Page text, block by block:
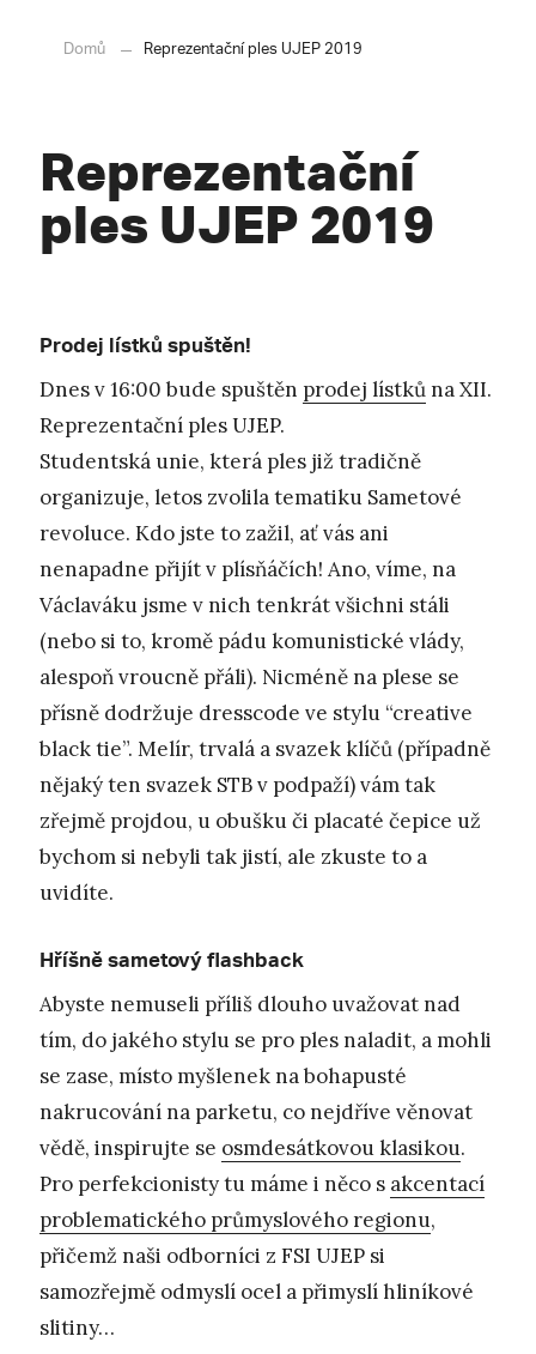
Domů Reprezentační ples UJEP 2019
Reprezentační
ples UJEP 2019
Prodej lístků spuštěn!
Dnes v 16:00 bude spuštěn prodej lístkůna XII.
Reprezentační ples UJEP.
Studentská unie, která ples již tradičně
organizuje, letos zvolila tematiku Sametové
revoluce. Kdo jste to zažil, ať vás ani
nenapadne přijít v plísňáčích! Ano, víme, na
Václaváku jsme v nich tenkrát všichni stáli
(nebo si to, kromě pádu komunistické vlády,
alespoň vroucně přáli). Nicméně na plese se
přísně dodržuje dresscode ve stylu “creative
black tie”. Melír, trvalá a svazek klíčů (případně
nějaký ten svazek STB v podpaží) vám tak
zřejmě projdou, u obušku či placaté čepice už
bychom si nebyli tak jistí, ale zkuste to a
uvidíte.
Hříšně sametový flashback
Abyste nemuseli příliš dlouho uvažovat nad
tím, do jakého stylu se pro ples naladit, a mohli
se zase, místo myšlenek na bohapusté
nakrucování na parketu, co nejdříve věnovat
vědě, inspirujte se osmdesátkovou klasikou.
Pro perfekcionisty tu máme i něco s akcentací
problematického průmyslového regionu,
přičemž naši odborníci z FSI UJEP si
samozřejmě odmyslí ocel a přimyslí hliníkové
slitiny…